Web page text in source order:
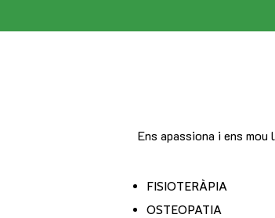
Ens apassiona i ens
FISIOTERÀPIA
OSTEOPATIA